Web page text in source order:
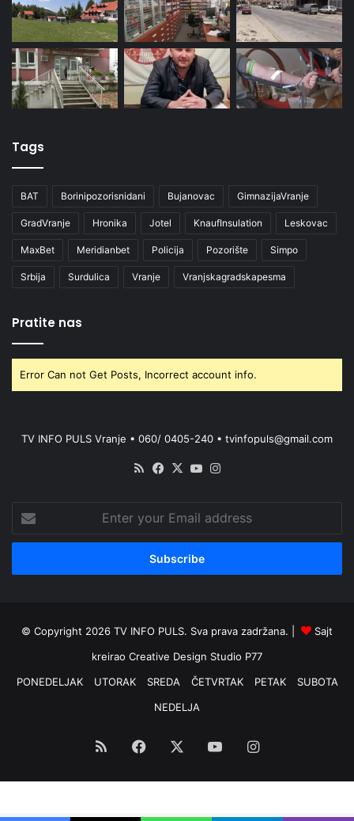
Tags
BAT Borinipozorisnidani Bujanovac GimnazijaVranje
GradVranje Hronika Jotel KnaufInsulation Leskovac
MaxBet Meridianbet Policija Pozorište Simpo
Srbija Surdulica Vranje Vranjskagradskapesma
Pratite nas
Error Can not Get Posts, Incorrect account info.
TV INFO PULS Vranje • 060/ 0405-240 • tvinfopuls@gmail.com
RSS Facebook
X YouTube
your
Email
© Copyright 2026 TV INFO PULS. Sva prava zadržana. |
Sajt
kreirao Creative Design Studio P77
PONEDELJAK
UTORAK SREDA ČETVRTAK PETAK
SUBOTA
NEDELJA
RSS Facebook YouTubeInstagram